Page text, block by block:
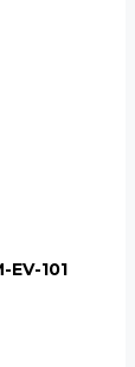
EV-101